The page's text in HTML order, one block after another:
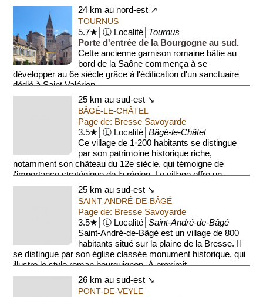
24 km au nord-est ↗
TOURNUS
5.7★│Ⓛ Localité│ Tournus
Porte d'entrée de la Bourgogne au sud.
Cette ancienne garnison romaine bâtie au
bord de la Saône commença à se
développer au 6e siècle grâce à l'édification d'un sanctuaire
dédié à Saint Valérien, ...
25 km au sud-est ↘
BÂGÉ-LE-CHÂTEL
Page de: Bresse Savoyarde
3.5★│Ⓛ Localité│Bâgé-le-Châtel
Ce village de 1·200 habitants se distingue
par son patrimoine historique riche,
notamment son château du 12e siècle, qui témoigne de
l'importance stratégique de la région. Le village offre un
cadre...
25 km au sud-est ↘
SAINT-ANDRÉ-DE-BÂGÉ
Page de: Bresse Savoyarde
3.5★│Ⓛ Localité│Saint-André-de-Bâgé
Saint-André-de-Bâgé est un village de 800
habitants situé sur la plaine de la Bresse. Il
se distingue par son église classée monument historique, qui
illustre le style roman bourguignon. À proximit...
26 km au sud-est ↘
PONT-DE-VEYLE